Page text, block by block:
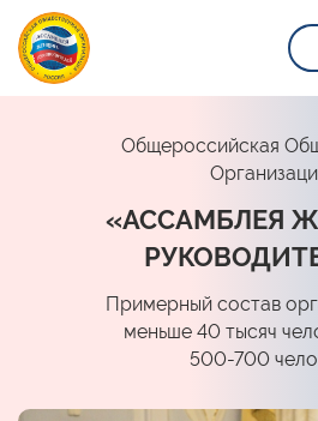
Общероссийская
«АССАМБЛЕЯ
Примерный состав
меньше 40 тысяч
500-700